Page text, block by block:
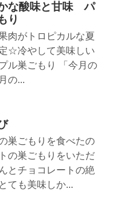
な酸味と甘味 パ
り
肉がトロピカルな夏
☆冷やして美味しい
ル巣ごもり 「今月の
の...
巣ごもりを食べたの
の巣ごもりをいただ
とチョコレートの絶
ても美味しか...